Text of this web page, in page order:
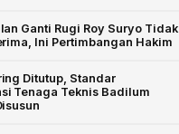
Ganti Rugi Roy Suryo Tidak
Ini Pertimbangan Hakim
Ditutup, Standar
Tenaga Teknis Badilum